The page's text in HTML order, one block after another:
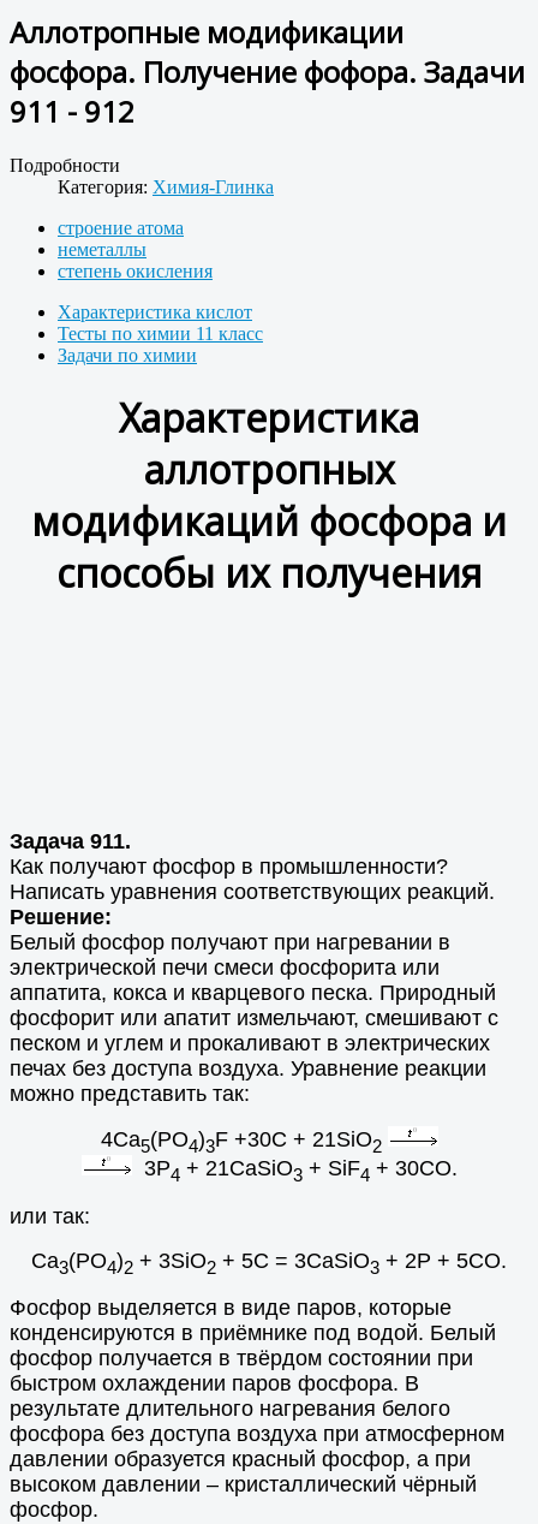
Aллотропные модификации
фосфора. Получение фофора. Задачи
911 - 912
Подробности
Категория: Химия-Глинка
строение атома
неметаллы
степень окисления
Характеристика кислот
Тесты по химии 11 класс
Задачи по химии
Характеристика
аллотропных
модификаций фосфора и
способы их получения
Задача 911.
Как получают фосфор в промышленности?
Написать уравнения соответствующих реакций.
Решение:
Белый фосфор получают при нагревании в
электрической печи смеси фосфорита или
аппатита, кокса и кварцевого песка. Природный
фосфорит или апатит измельчают, смешивают с
песком и углем и прокаливают в электрических
печах без доступа воздуха. Уравнение реакции
можно представить так:
4Са5(РО4)3F +30C + 21SiO2
3P4 + 21CaSiO3+ SiF4 + 30CO.
или так:
Ca3(PO4)2 + 3SiO2 + 5C = 3CaSiO3 + 2P + 5CO.
Фосфор выделяется в виде паров, которые
конденсируются в приёмнике под водой. Белый
фосфор получается в твёрдом состоянии при
быстром охлаждении паров фосфора. В
результате длительного нагревания белого
фосфора без доступа воздуха при атмосферном
давлении образуется красный фосфор, а при
высоком давлении – кристаллический чёрный
фосфор.